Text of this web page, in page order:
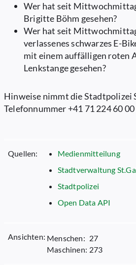
Wer hat seit
Brigitte Böhm gesehen?
Wer hat seit
verlassenes schwarzes E-
mit einem auffälligen roten
Lenkstange gesehen?
Hinweise nimmt die Stadtpolizei
Telefonnummer +41 71 224 60
Quellen:
Medienmitteilung
Stadtverwaltung
Stadtpolizei
Open Data API
Ansichten: Menschen: 27
Maschinen: 273